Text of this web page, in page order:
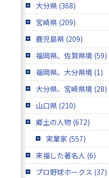
大分県 (368)
宮崎県 (209)
鹿児島県 (209)
福岡県、佐賀県境 (59)
福岡県、大分県境 (1)
大分県、宮崎県境 (28)
山口県 (210)
郷土の人物 (672)
実業家 (557)
来福した著名人 (6)
プロ野球ホークス (37)